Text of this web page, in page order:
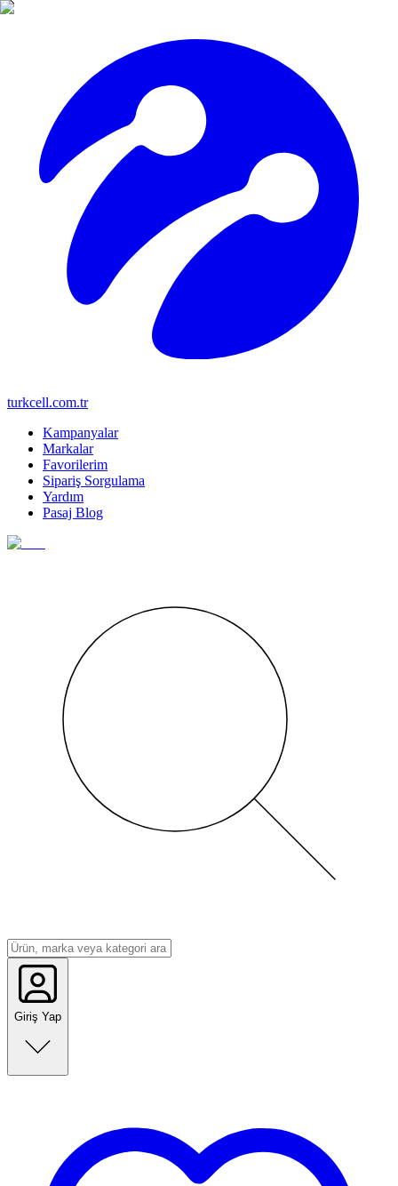
turkcell.com.tr
Kampanyalar
Markalar
Favorilerim
Sipariş Sorgulama
Yardım
Pasaj Blog
Giriş Yap